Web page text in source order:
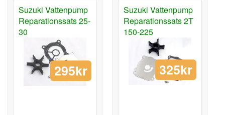
Suzuki Vattenpump
Reparationssats 25-
30
295kr
Suzuki Vattenpump
Reparationssats 2T
150-225
325kr